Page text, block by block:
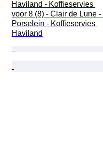
Haviland - Koffieservies
voor 8 (8) - Clair de Lune -
Porselein - Koffieservies
Haviland